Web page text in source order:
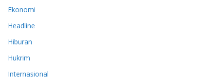
Ekonomi
Headline
Hiburan
Hukrim
Internasional